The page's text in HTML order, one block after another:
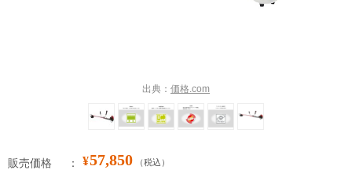
出典： 価格.com
販売価格 ¥57,850 （税込）